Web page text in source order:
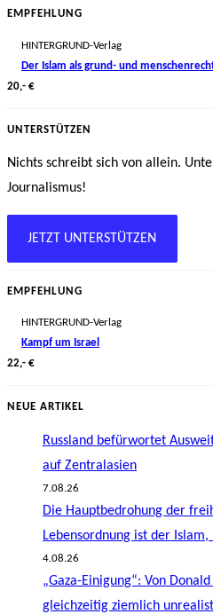
EMPFEHLUNG
HINTERGRUND-Verlag
Der Islam als grund- und
20,- €
UNTERSTÜTZEN
Nichts schreibt sich von allein.
Journalismus!
JETZT UNTERSTÜTZEN
EMPFEHLUNG
HINTERGRUND-Verlag
Kampf um Israel
22,- €
NEUE ARTIKEL
Russland befürwortet
auf Zentralasien
7.08.26
Die Hauptbedrohung der
Lebensordnung ist der
4.08.26
„Gaza-Einigung“: Von
gleichzeitig ziemlich